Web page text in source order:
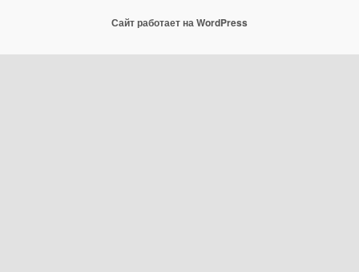
Сайт работает на WordPress